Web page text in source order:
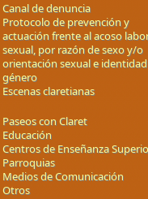
Canal de denuncia
Protocolo de prevención y
actuación frente al acoso
sexual, por razón de sexo y/o
orientación sexual e
género
Escenas claretianas
Paseos con Claret
Educación
Centros de Enseñanza
Parroquias
Medios de Comunicación
Otros